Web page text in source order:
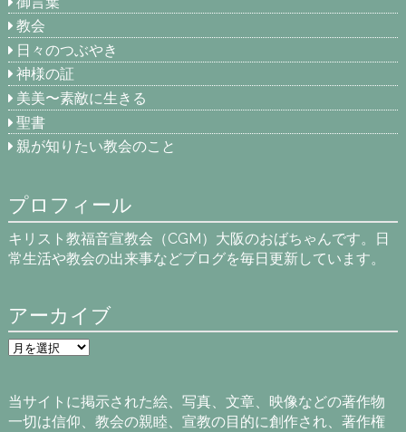
教会
日々のつぶやき
神様の証
美美〜素敵に生きる
聖書
親が知りたい教会のこと
プロフィール
キリスト教福音宣教会（CGM）大阪のおばちゃんです。日
常生活や教会の出来事などブログを毎日更新しています。
アーカイブ
ア
ー
ブ
当サイトに掲示された絵、写真、文章、映像などの著作物
一切は信仰、教会の親睦、宣教の目的に創作され、著作権